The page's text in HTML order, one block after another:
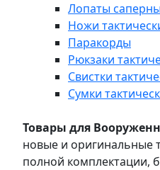
Лопаты
Ножи
Паракорды
Рюкзаки
Свистки
Сумки
Товары для
новые и оригинальные
полной комплектации,